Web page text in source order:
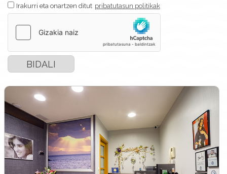
Irakurri eta onartzen ditut pribatutasun politikak